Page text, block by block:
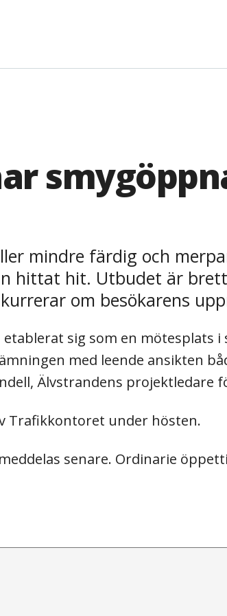
mindre färdig och
hittat hit. Utbudet är
om besökarens
sig som en mötesplats
med leende ansikten
Älvstrandens projektledare
Trafikkontoret under hösten.
senare. Ordinarie